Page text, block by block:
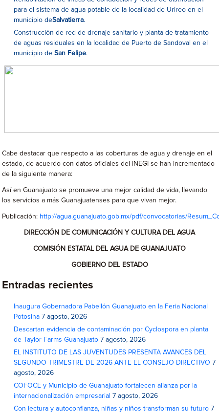
para el sistema de agua potable de la localidad de Urireo en el
municipio deSalvatierra.
Construcción de red de drenaje sanitario y planta de tratamiento
de aguas residuales en la localidad de Puerto de Sandoval en el
municipio deSan Felipe.
Cabe destacar que respecto a las coberturas de agua y drenaje en el
estado, de acuerdo con datos oficiales del INEGI se han incrementado
de la siguiente manera:
Así en Guanajuato se promueve una mejor calidad de vida, llevando
los servicios a más Guanajuatenses para que vivan mejor.
Publicación: http://agua.guanajuato.gob.mx/pdf/convocatorias/
DIRECCIÓN DE COMUNICACIÓN Y CULTURA DEL AGUA
COMISIÓN ESTATAL DEL AGUA DE GUANAJUATO
GOBIERNO DEL ESTADO
Entradas recientes
Inaugura Gobernadora Pabellón Guanajuato en la Feria Nacional
Potosina 7 agosto, 2026
Descartan evidencia de contaminación por Cyclospora en planta
de Taylor Farms Guanajuato 7 agosto, 2026
EL INSTITUTO DE LAS JUVENTUDES PRESENTA AVANCES DEL
SEGUNDO TRIMESTRE DE 2026 ANTE EL CONSEJO DIRECTIVO 7
agosto, 2026
COFOCE y Municipio de Guanajuato fortalecen alianza por la
internacionalización empresarial 7 agosto, 2026
Con lectura y autoconfianza, niñas y niños transforman su futuro 7